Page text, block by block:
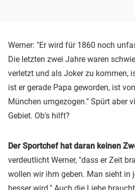
Werner: "Er wird für 1860 noch
Die letzten zwei Jahre waren
verletzt und als Joker zu kommen,
ist er gerade Papa geworden, ist
München umgezogen." Spürt aber
Gebiet. Ob's hilft?
Der Sportchef hat daran keinen
verdeutlicht Werner, "dass er Zeit
wollen wir ihm geben. Man sieht in
besser wird." Auch die Liebe